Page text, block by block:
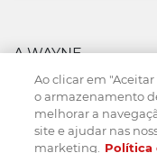
A WAYNE
PRODUTOS
FORÇA DE VENDAS
ASSISTÊNCIA
DOWNLOADS
Ao clicar em
o armazenamento
melhorar a
site e ajudar nas
marketing.
Política